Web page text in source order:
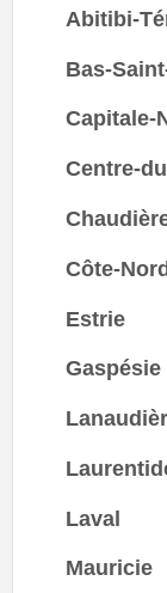
Abitibi-
Bas-
Capitale-
Centre-
Côte-
Estrie
Gaspésie
Laval
Mauricie